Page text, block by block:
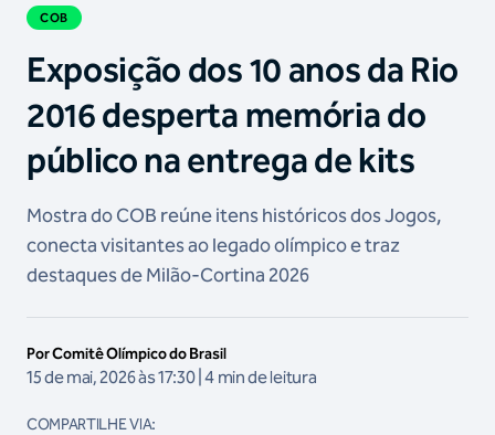
COB
Exposição dos 10 anos da Rio
2016 desperta memória do
público na entrega de kits
Mostra do COB reúne itens históricos dos Jogos,
conecta visitantes ao legado olímpico e traz
destaques de Milão-Cortina 2026
Por Comitê Olímpico do Brasil
15 de mai, 2026 às 17:30 | 4 min de leitura
COMPARTILHE VIA: